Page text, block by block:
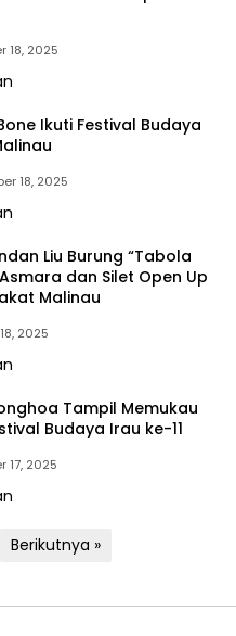
18, 2025
Ikuti Festival Budaya
18, 2025
Liu Burung “Tabola
dan Silet Open Up
Malinau
2025
Tampil Memukau
Budaya Irau ke-11
17, 2025
Berikutnya »